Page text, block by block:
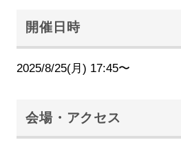
開催日時
2025/8/25(月) 17:45〜
会場・アクセス